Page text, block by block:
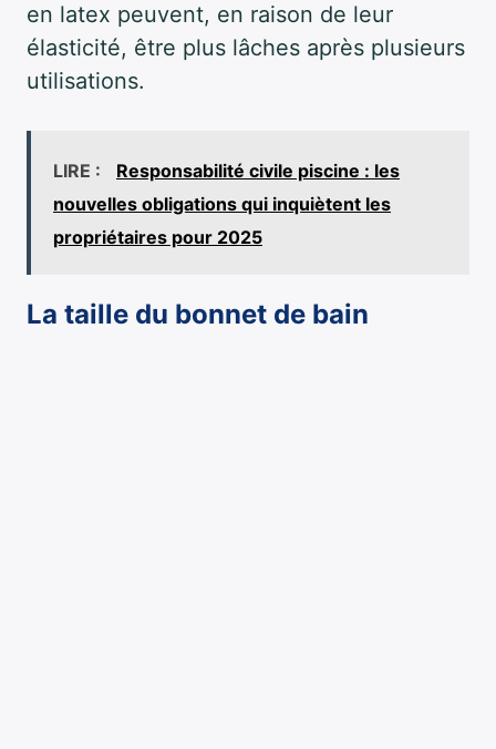
en latex peuvent, en raison de leur
élasticité, être plus lâches après plusieurs
utilisations.
LIRE :
Responsabilité civile piscine : les
nouvelles obligations qui inquiètent les
propriétaires pour 2025
La taille du bonnet de bain